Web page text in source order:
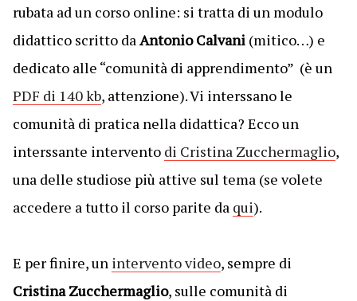
rubata ad un corso online: si tratta di un modulo
didattico scritto daAntonio Calvani(mitico…) e
dedicato alle “comunità di apprendimento” (è un
PDF di 140 kb, attenzione). Vi interssano le
comunità di pratica nella didattica? Ecco un
interssante intervento di Cristina Zucchermaglio,
una delle studiose più attive sul tema (se volete
accedere a tutto il corso parite da qui).
E per finire, un intervento video, sempre di
Cristina Zucchermaglio, sulle comunità di